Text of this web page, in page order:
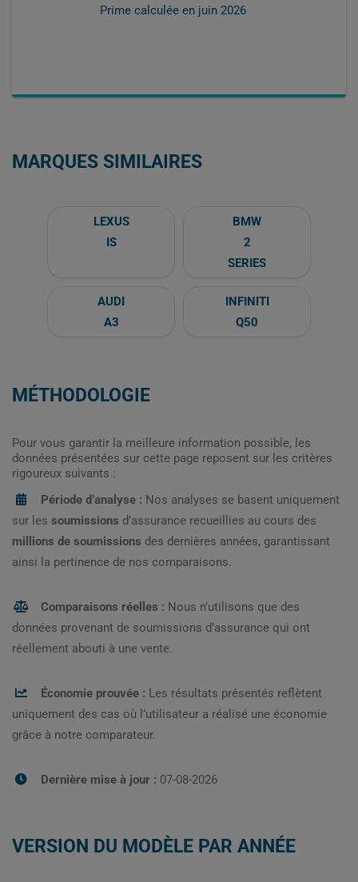
Prime calculée en juin 2026
MARQUES SIMILAIRES
LEXUS
IS
BMW
2
SERIES
AUDI
A3
INFINITI
Q50
MÉTHODOLOGIE
Pour vous garantir la meilleure information possible, les
données présentées sur cette page reposent sur les critères
rigoureux suivants :
Période d’analyse : Nos analyses se basent uniquement
sur les soumissions d’assurance recueillies au cours des
millions de soumissions des dernières années, garantissant
ainsi la pertinence de nos comparaisons.
Comparaisons réelles : Nous n’utilisons que des
données provenant de soumissions d’assurance qui ont
réellement abouti à une vente.
Économie prouvée : Les résultats présentés reflètent
uniquement des cas où l’utilisateur a réalisé une économie
grâce à notre comparateur.
Dernière mise à jour : 07-08-2026
VERSION DU MODÈLE PAR ANNÉE